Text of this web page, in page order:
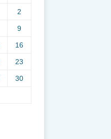
2
9
16
23
30